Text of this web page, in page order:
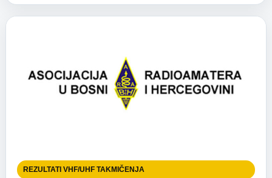
REZULTATI VHF/UHF TAKMIČENJA